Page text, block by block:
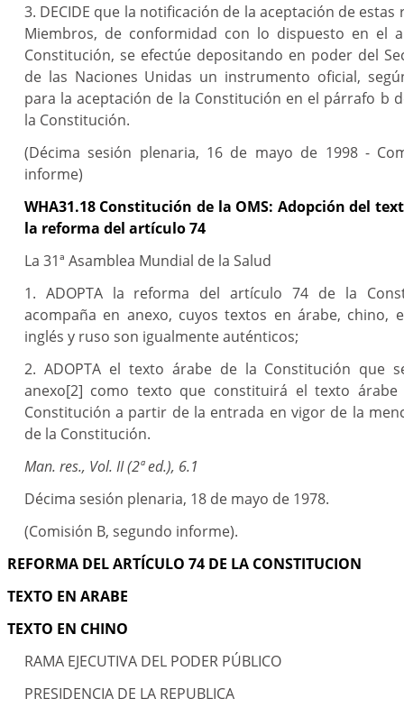
3. DECIDE que la notificación de la aceptación de
Miembros, de conformidad con lo dispuesto en el
Constitución, se efectúe depositando en poder del
de las Naciones Unidas un instrumento oficial,
para la aceptación de la Constitución en el párrafo b
la Constitución.
(Décima sesión plenaria, 16 de mayo de 1998 -
informe)
WHA31.18 Constitución de la OMS: Adopción del
la reforma del artículo 74
La 31ª Asamblea Mundial de la Salud
1. ADOPTA la reforma del artículo 74 de la
acompaña en anexo, cuyos textos en árabe, chino,
inglés y ruso son igualmente auténticos;
2. ADOPTA el texto árabe de la Constitución que
anexo[2] como texto que constituirá el texto
Constitución a partir de la entrada en vigor de la
de la Constitución.
Man. res., Vol. II (2ª ed.), 6.1
Décima sesión plenaria, 18 de mayo de 1978.
(Comisión B, segundo informe).
REFORMA DEL ARTÍCULO 74 DE LA CONSTITUCION
TEXTO EN ARABE
TEXTO EN CHINO
RAMA EJECUTIVA DEL PODER PÚBLICO
PRESIDENCIA DE LA REPUBLICA